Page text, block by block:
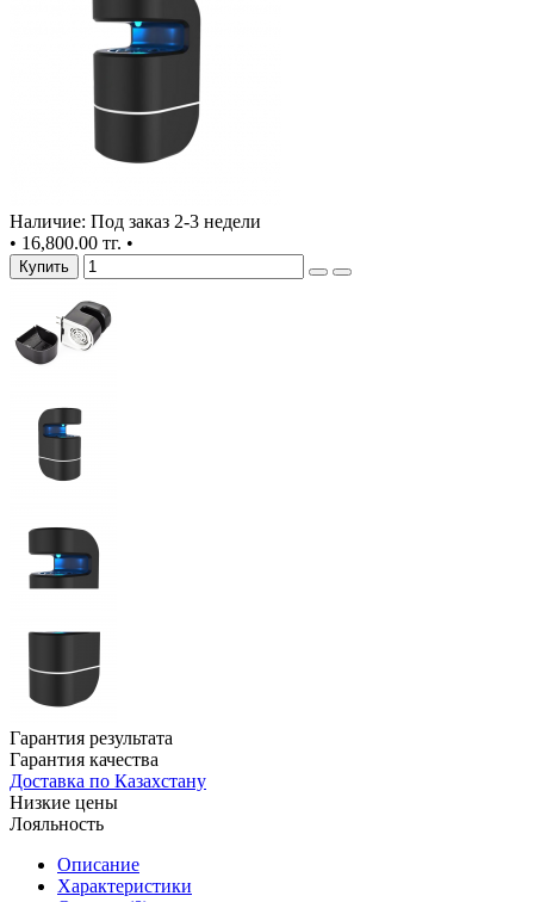
Наличие: Под заказ 2-3 недели
• 16,800.00 тг. •
Купить
Гарантия результата
Гарантия качества
Доставка по Казахстану
Низкие цены
Лояльность
Описание
Характеристики